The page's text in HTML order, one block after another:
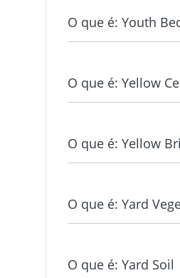
O que é: Youth
O que é: Yellow
O que é: Yellow
O que é: Yard
O que é: Yard Soil